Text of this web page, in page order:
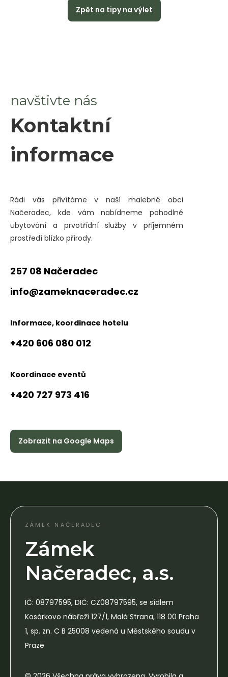
Zpět na tipy na výlet
navštivte nás
Kontaktní
informace
Rádi vás přivítáme v naší malebné obci
Načeradec, kde vám nabídneme pohodlné
ubytování a prvotřídní služby v příjemném
prostředí blízko přírody.
257 08 Načeradec
info@zameknaceradec.cz
Informace, koordinace hotelu
+420 606 080 012
Koordinace eventů
+420 727 973 416
Zobrazit na Google Maps
ZÁMEK NAČERADEC
Zámek
Načeradec, a.s.
IČ: 08797595, DIČ: CZ08797595, se sídlem
Kosárkovo nábřeží 127/1, Malá Strana, 118 00 Praha
1, sp. zn. C B 25008 vedená u Městského soudu v
Praze